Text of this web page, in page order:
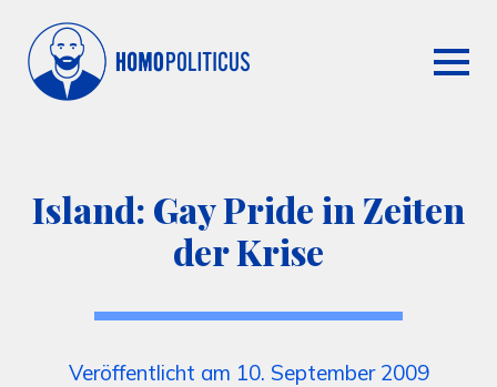
Island: Gay Pride in Zeiten
der Krise
Veröffentlicht am 10. September 2009